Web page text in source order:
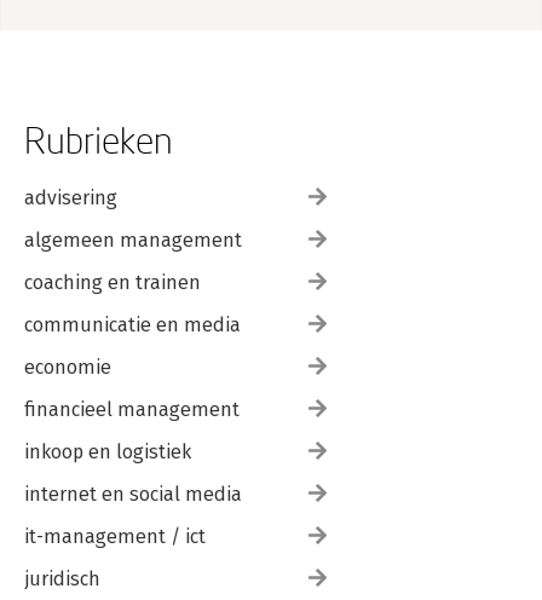
Rubrieken
advisering
algemeen management
coaching en trainen
communicatie en media
economie
financieel management
inkoop en logistiek
internet en social media
it-management / ict
juridisch